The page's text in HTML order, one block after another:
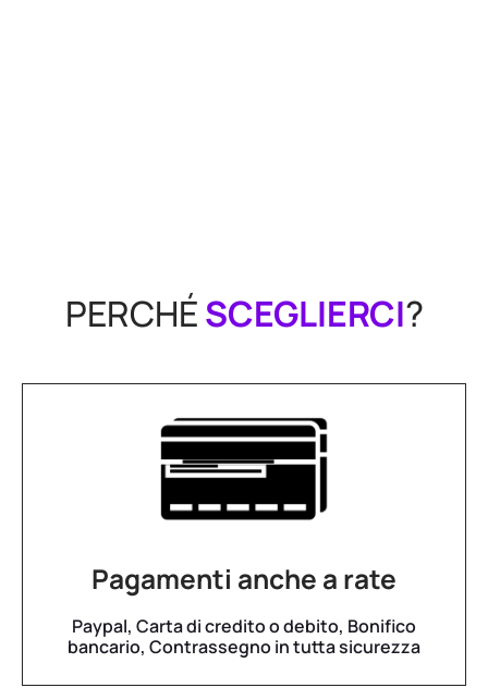
PERCHÉSCEGLIERCI?
Pagamenti anche a rate
Paypal, Carta di credito o debito, Bonifico
bancario, Contrassegno in tutta sicurezza